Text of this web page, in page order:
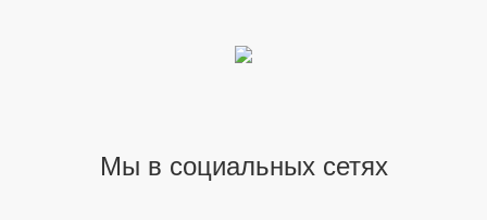
Мы в социальных сетях